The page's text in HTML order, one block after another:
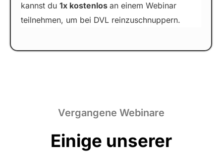
kannst du 1x kostenlos an einem Webinar
teilnehmen, um bei DVL reinzuschnuppern.
Vergangene Webinare
Einige unserer